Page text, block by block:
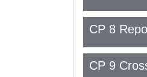
CP 8
CP 9